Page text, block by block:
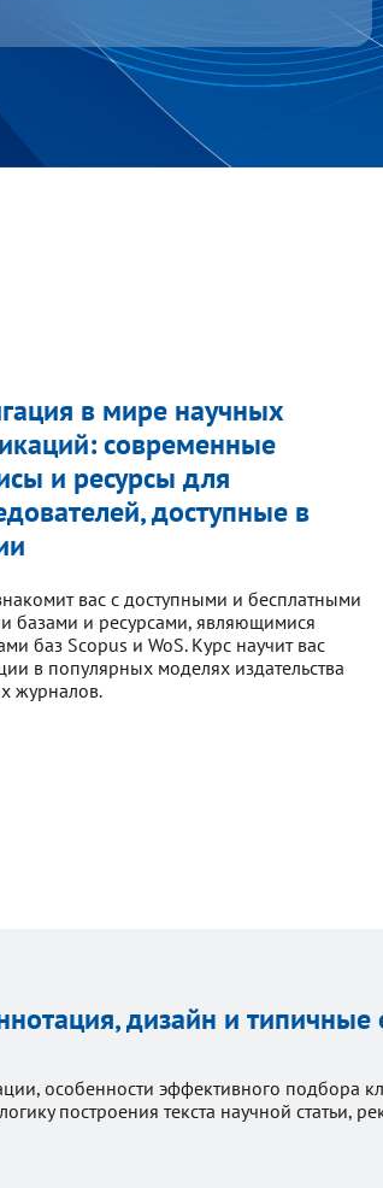
в мире научных
современные
и ресурсы для
доступные в
вас с доступными и бесплатными
базами и ресурсами, являющимися
баз Scopus и WoS. Курс научит вас
в популярных моделях издательства
журналов.
дизайн и
особенности эффективного подбора
построения текста научной